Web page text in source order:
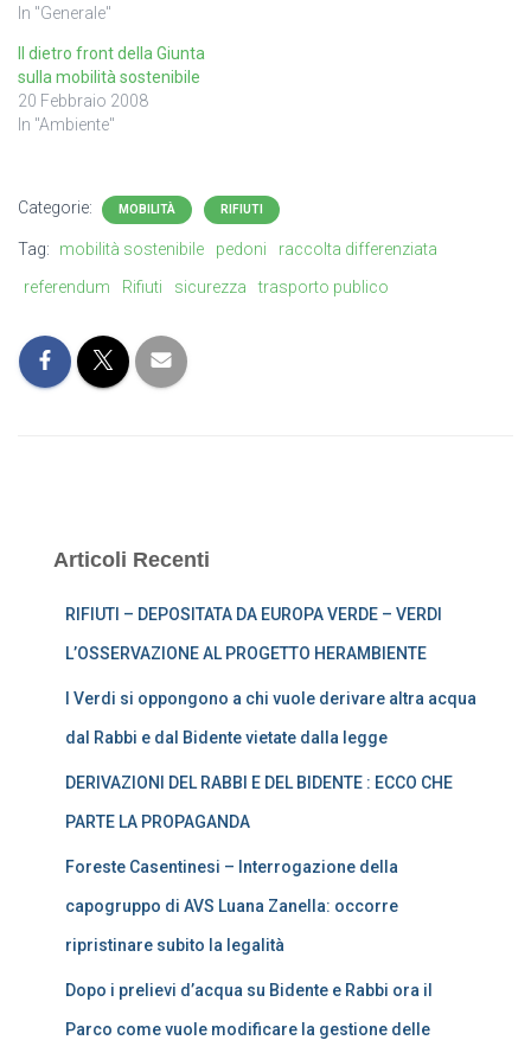
In "Generale"
Il dietro front della Giunta
sulla mobilità sostenibile
20 Febbraio 2008
In "Ambiente"
Categorie: MOBILITÀ RIFIUTI
Tag: mobilità sostenibile pedoni
raccolta differenziata
referendum
Rifiuti sicurezza trasporto publico
Articoli Recenti
RIFIUTI – DEPOSITATA DA EUROPA VERDE – VERDI
L’OSSERVAZIONE AL PROGETTO HERAMBIENTE
I Verdi si oppongono a chi vuole derivare altra acqua
dal Rabbi e dal Bidente vietate dalla legge
DERIVAZIONI DEL RABBI E DEL BIDENTE : ECCO CHE
PARTE LA PROPAGANDA
Foreste Casentinesi – Interrogazione della
capogruppo di AVS Luana Zanella: occorre
ripristinare subito la legalità
Dopo i prelievi d’acqua su Bidente e Rabbi ora il
Parco come vuole modificare la gestione delle